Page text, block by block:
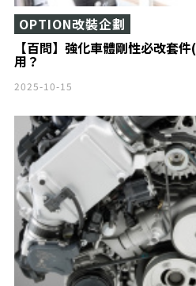
【百問】強化車體剛性必改套
用？
OPTION改裝企劃
2025-10-15